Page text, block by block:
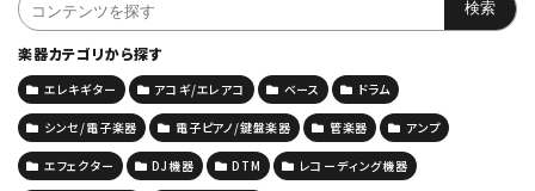
楽器カテゴリから探す
エレキギター アコギ/エレアコ ベース ドラム
シンセ/電子楽器 電子ピアノ/鍵盤楽器 管楽器 アンプ
エフェクター DJ機器 DTM レコーディング機器